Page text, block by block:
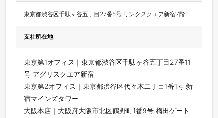
東京都渋谷区千駄ヶ谷五丁目27番5号 リンクスクエア新宿7階
支社所在地
東京第1オフィス｜東京都渋谷区千駄ヶ谷五丁目27番11
号 アグリスクエア新宿
東京第2オフィス｜東京都渋谷区代々木二丁目1番1号 新
宿マインズタワー
大阪本店｜大阪府大阪市北区鶴野町1番9号 梅田ゲート